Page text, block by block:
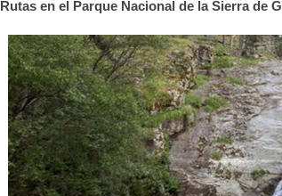
Rutas en el Parque Nacional de la Sierra de